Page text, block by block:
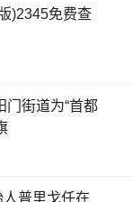
)2345免费查
门街道为“首都
普里戈任在